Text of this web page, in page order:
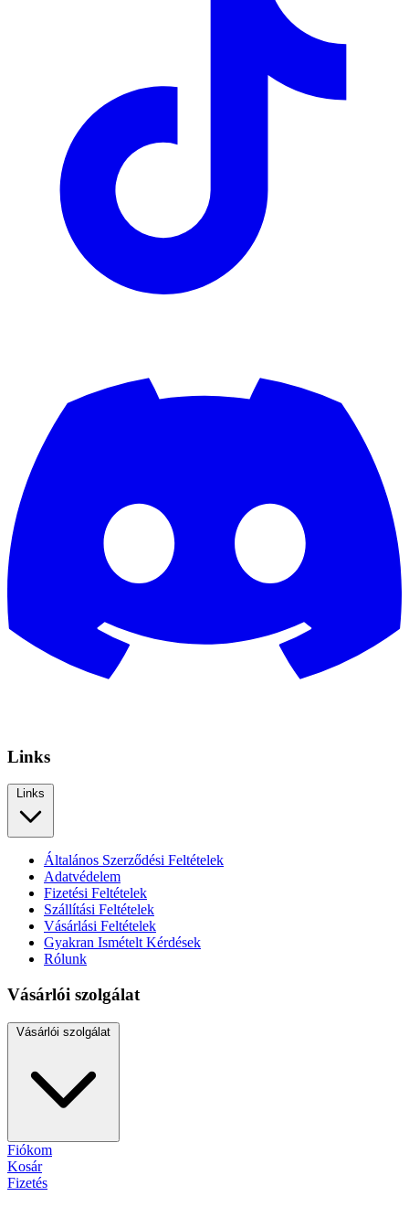
Links
Links
Általános Szerződési Feltételek
Adatvédelem
Fizetési Feltételek
Szállítási Feltételek
Vásárlási Feltételek
Gyakran Ismételt Kérdések
Rólunk
Vásárlói szolgálat
Vásárlói szolgálat
Fiókom
Kosár
Fizetés